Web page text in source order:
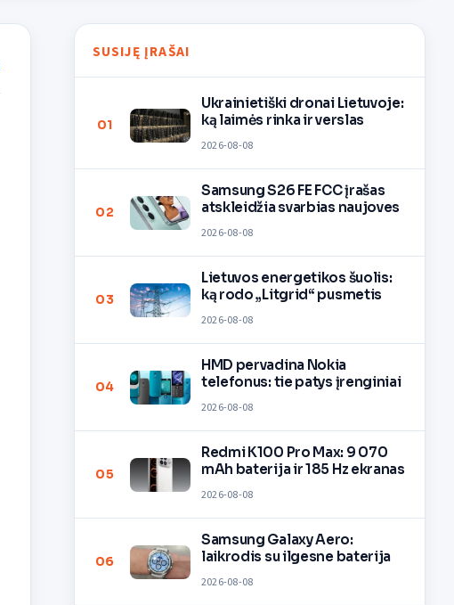
SUSIJĘ ĮRAŠAI
01
Ukrainietiški dronai Lietuvoje:
ką laimės rinka ir verslas
2026-08-08
02
Samsung S26 FE FCC įrašas
atskleidžia svarbias naujoves
2026-08-08
03
Lietuvos energetikos šuolis:
ką rodo „Litgrid“ pusmetis
2026-08-08
04
HMD pervadina Nokia
telefonus: tie patys įrenginiai
2026-08-08
05
Redmi K100 Pro Max: 9 070
mAh baterija ir 185 Hz ekranas
2026-08-08
06
Samsung Galaxy Aero:
laikrodis su ilgesne baterija
2026-08-08